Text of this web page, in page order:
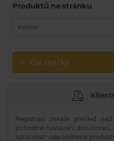
Produktů na stránku
Výchozí
Dle značky
Registrací získáte přehled
pohodlné nastavení doručovací
spravovat vaše oblíbené